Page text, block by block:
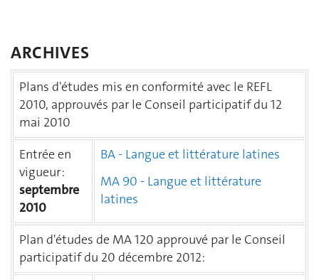
ARCHIVES
Plans d'études mis en conformité avec le REFL
2010, approuvés par le Conseil participatif du 12
mai 2010
Entrée en
vigueur :
septembre
2010
BA - Langue et littérature latines
MA 90 - Langue et littérature
latines
Plan d'études de MA 120 approuvé par le Conseil
participatif du 20 décembre 2012: